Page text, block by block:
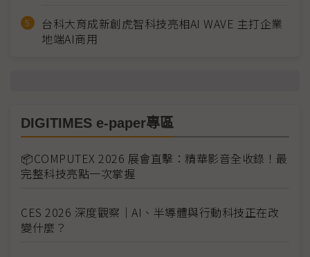
台科大育成新創虎智科技亮相AI WAVE 主打企業
地端AI商用
DIGITIMES e-paper專區
📦COMPUTEX 2026 展會直擊：精華影音全收錄！最
完整科技亮點一次掌握
CES 2026 深度觀察｜AI、半導體與行動科技正在改
變什麼？